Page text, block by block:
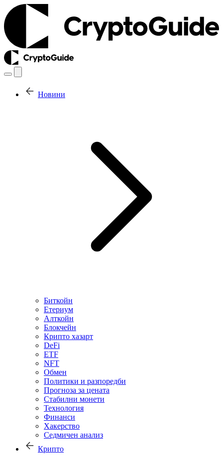
Новини
Биткойн
Етериум
Алткойн
Блокчейн
Крипто хазарт
DeFi
ETF
NFT
Обмен
Политики и разпоредби
Прогноза за цената
Стабилни монети
Технология
Финанси
Хакерство
Седмичен анализ
Крипто